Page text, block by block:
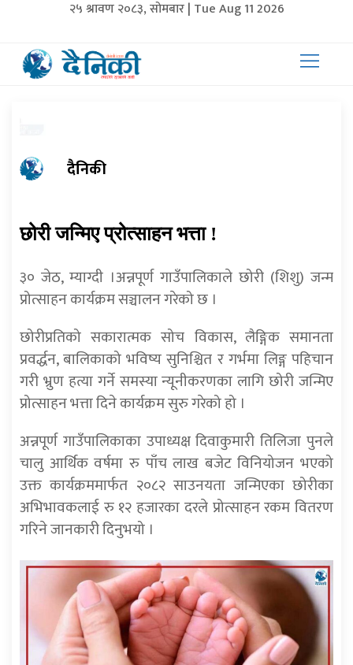
२५ श्रावण २०८३, सोमबार | Tue Aug 11 2026
दैनिकी
छोरी जन्मिए प्रोत्साहन भत्ता !
३० जेठ, म्याग्दी ।अन्नपूर्ण गाउँपालिकाले छोरी (शिशु) जन्म
प्रोत्साहन कार्यक्रम सञ्चालन गरेको छ ।
छोरीप्रतिको सकारात्मक सोच विकास, लैङ्गिक समानता
प्रवर्द्धन, बालिकाको भविष्य सुनिश्चित र गर्भमा लिङ्ग पहिचान
गरी भ्रुण हत्या गर्ने समस्या न्यूनीकरणका लागि छोरी जन्मिए
प्रोत्साहन भत्ता दिने कार्यक्रम सुरु गरेको हो ।
अन्नपूर्ण गाउँपालिकाका उपाध्यक्ष दिवाकुमारी तिलिजा पुनले
चालु आर्थिक वर्षमा रु पाँच लाख बजेट विनियोजन भएको
उक्त कार्यक्रममार्फत २०८२ साउनयता जन्मिएका छोरीका
अभिभावकलाई रु १२ हजारका दरले प्रोत्साहन रकम वितरण
गरिने जानकारी दिनुभयो ।